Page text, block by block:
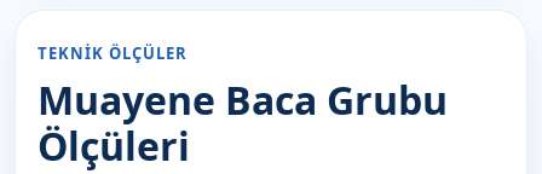
TEKNİK ÖLÇÜLER
Muayene Baca Grubu
Ölçüleri